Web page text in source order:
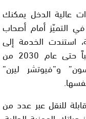
عالية الدخل يمكنك
التميّز أمام أصحاب
استندت الخدمة إلى
التقارير التي تتوقع المهارات الأكثر طلباً حتى عام 2030 من
و”فيوتشر ليرن”
للنقل عبر عدد من